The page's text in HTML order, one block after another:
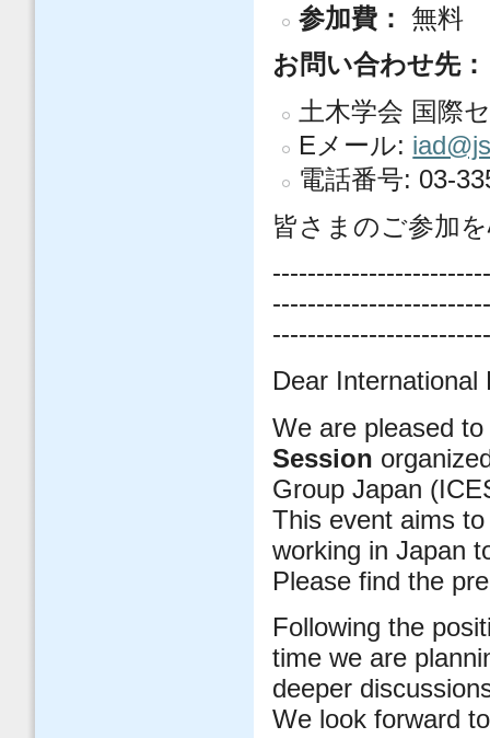
参加費： 無料
お問い合わせ先：
土木学会 国際
Eメール:
電話番号: 03-
皆さまのご参加
Dear International
We are pleased
Session
Group Japan
This event aims
working in Japan
Please find the
Following the
time we are
deeper
We look forward